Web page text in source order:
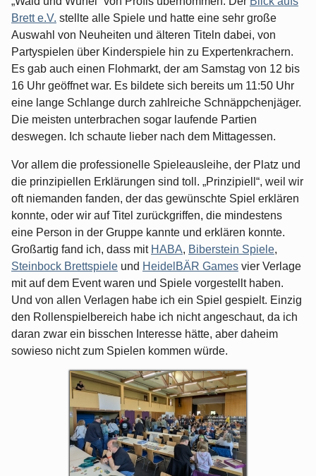
Brett e.V. stellte alle Spiele und hatte eine sehr große
Auswahl von Neuheiten und älteren Titeln dabei, von
Partyspielen über Kinderspiele hin zu Expertenkrachern.
Es gab auch einen Flohmarkt, der am Samstag von 12 bis
16 Uhr geöffnet war. Es bildete sich bereits um 11:50 Uhr
eine lange Schlange durch zahlreiche Schnäppchenjäger.
Die meisten unterbrachen sogar laufende Partien
deswegen. Ich schaute lieber nach dem Mittagessen.
Vor allem die professionelle Spieleausleihe, der Platz und
die prinzipiellen Erklärungen sind toll. „Prinzipiell“, weil wir
oft niemanden fanden, der das gewünschte Spiel erklären
konnte, oder wir auf Titel zurückgriffen, die mindestens
eine Person in der Gruppe kannte und erklären konnte.
Großartig fand ich, dass mit HABA, Biberstein Spiele,
Steinbock Brettspiele und HeidelBÄR Games vier Verlage
mit auf dem Event waren und Spiele vorgestellt haben.
Und von allen Verlagen habe ich ein Spiel gespielt. Einzig
den Rollenspielbereich habe ich nicht angeschaut, da ich
daran zwar ein bisschen Interesse hätte, aber daheim
sowieso nicht zum Spielen kommen würde.